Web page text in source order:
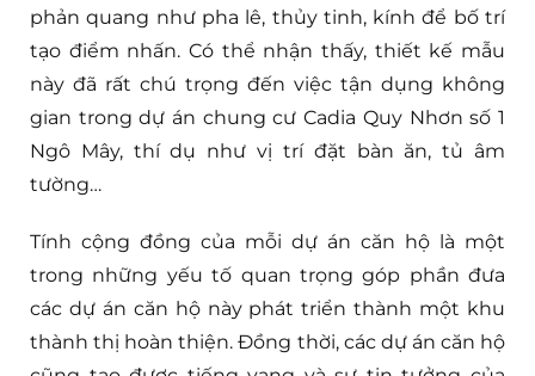
phản quang như pha lê, thủy tinh, kính để bố trí
tạo điểm nhấn. Có thể nhận thấy, thiết kế mẫu
này đã rất chú trọng đến việc tận dụng không
gian trong dự án chung cư Cadia Quy Nhơn số 1
Ngô Mây, thí dụ như vị trí đặt bàn ăn, tủ âm
tường…
Tính cộng đồng của mỗi dự án căn hộ là một
trong những yếu tố quan trọng góp phần đưa
các dự án căn hộ này phát triển thành một khu
thành thị hoàn thiện. Đồng thời, các dự án căn hộ